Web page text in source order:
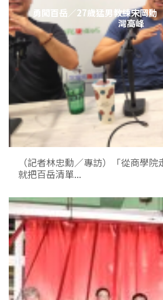
勇闖百岳／27歲猛男教練宋岡
灣高峰
（記者林忠勳／專訪）「從商學
就把百岳清單...